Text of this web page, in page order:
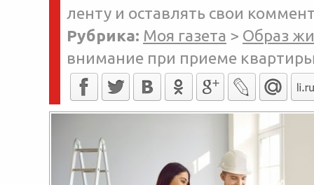
ленту и оставлять свои
Рубрика: Моя газета > Образ
внимание при приеме